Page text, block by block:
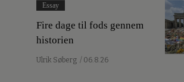
Essay
Fire dage til fods gennem
historien
Ulrik Søberg / 06.8.26